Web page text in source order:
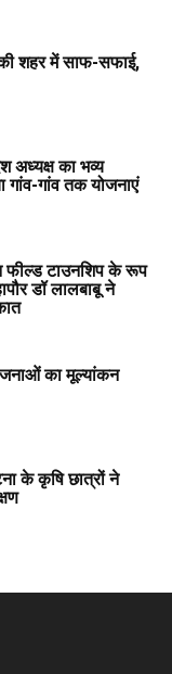
शहर में साफ-सफाई,
अध्यक्ष का भव्य
गांव-गांव तक योजनाएं
फील्ड टाउनशिप के रूप
डॉ लालबाबू ने
का मूल्यांकन
के कृषि छात्रों ने